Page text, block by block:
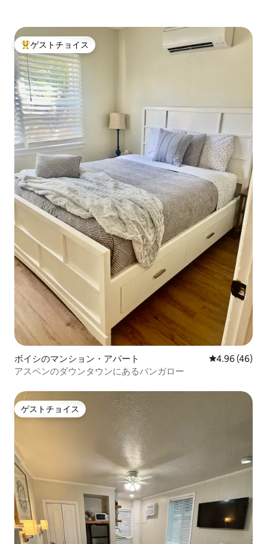
大好評のゲストチョイスです。
ゲストチョイス
ボイシのマンション・アパート レビュー46
4.96 (46)
アスペンのダウンタウンにあるバンガロー
ゲストチョイス
ゲストチョイス